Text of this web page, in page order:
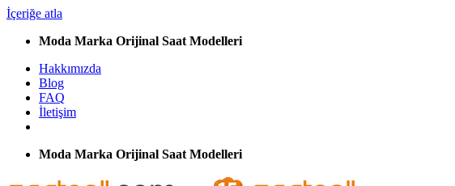
İçeriğe atla
Moda Marka Orijinal Saat Modelleri
Hakkımızda
Blog
FAQ
İletişim
Moda Marka Orijinal Saat Modelleri